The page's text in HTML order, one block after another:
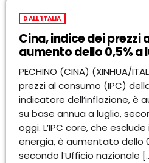
DALL'ITALIA
Cina, indice dei prezzi
aumento dello 0,5% a
PECHINO (CINA) (XINHUA/
prezzi al consumo (IPC)
indicatore dell’inflazione, è
su base annua a luglio,
oggi. L’IPC core, che
energia, è aumentato dello
secondo l’Ufficio nazionale